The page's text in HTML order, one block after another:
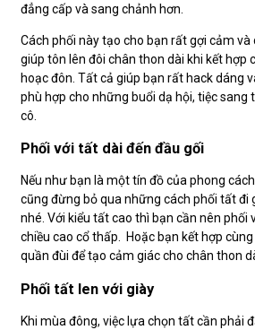
đẳng cấp và sang chảnh hơn.
Cách phối này tạo cho bạn rất gợi cảm và
giúp tôn lên đôi chân thon dài khi kết hợp
hoạc đôn. Tất cả giúp bạn rất hack dáng
phù hợp cho những buổi dạ hội, tiệc sang
cô.
Phối với tất dài đến đầu gối
Nếu như bạn là một tín đồ của phong
cũng đừng bỏ qua những cách phối tất đi
nhé. Với kiểu tất cao thì bạn cần nên phối
chiều cao cổ thấp. Hoặc bạn kết hợp
quần đùi để tạo cảm giác cho chân thon
Phối tất len với giày
Khi mùa đông, việc lựa chọn tất cần phải